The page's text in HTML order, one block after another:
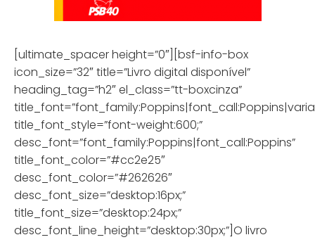
[ultimate_spacer height=”0″][bsf-info-box
icon_size=”32″ title=”Livro digital disponível”
heading_tag=”h2″ el_class=”tt-boxcinza”
title_font_style=”font-weight:600;”
desc_font=”font_family:Poppins|font_call:Poppins”
title_font_color=”#cc2e25″
desc_font_color=”#262626″
desc_font_size=”desktop:16px;”
title_font_size=”desktop:24px;”
desc_font_line_height=”desktop:30px;”]O livro